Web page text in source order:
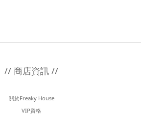
// 商店資訊 //
關於Freaky House
VIP資格